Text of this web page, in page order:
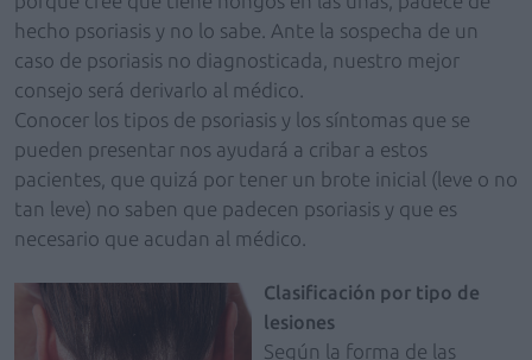
hecho psoriasis y no lo sabe. Ante la sospecha de un
caso de psoriasis no diagnosticada, nuestro mejor
consejo será derivarlo al médico.
Conocer los tipos de psoriasis y los síntomas que se
pueden presentar nos ayudará a cribar a estos
pacientes, que quizá por tener un brote inicial (leve o no
tan leve) no saben que padecen psoriasis y que es
necesario que acudan al médico.
Clasificación por tipo de
lesiones
Según la forma de las